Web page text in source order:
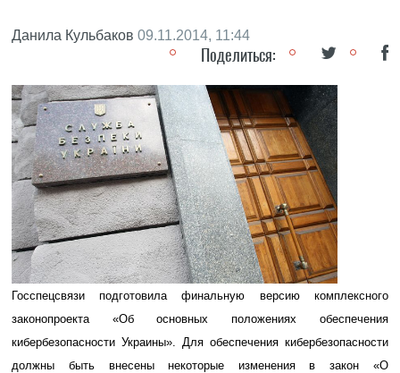
Данила Кульбаков 09.11.2014, 11:44
Поделиться:
Госспецсвязи подготовила финальную версию комплексного
законопроекта «Об основных положениях обеспечения
кибербезопасности Украины». Для обеспечения кибербезопасности
должны быть внесены некоторые изменения в закон «О